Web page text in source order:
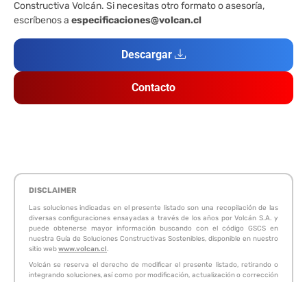
Constructiva Volcán. Si necesitas otro formato o asesoría,
escríbenos a especificaciones@volcan.cl
Descargar
Contacto
DISCLAIMER
Las soluciones indicadas en el presente listado son una recopilación de las
diversas configuraciones ensayadas a través de los años por Volcán S.A. y
puede obtenerse mayor información buscando con el código GSCS en
nuestra Guía de Soluciones Constructivas Sostenibles, disponible en nuestro
sitio webwww.volcan.cl.
Volcán se reserva el derecho de modificar el presente listado, retirando o
integrando soluciones, así como por modificación, actualización o corrección